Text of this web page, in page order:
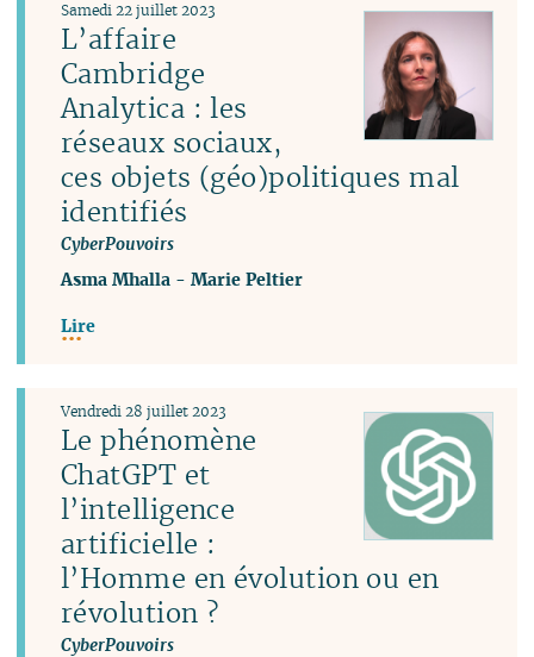
L’affaire
Cambridge
Analytica : les
réseaux sociaux,
ces objets (géo)politiques mal
identifiés
CyberPouvoirs
Samedi 22 juillet 2023
Asma Mhalla -Marie Peltier
Lire
Le phénomène
ChatGPT et
l’intelligence
artificielle :
l’Homme en évolution ou en
révolution ?
CyberPouvoirs
Vendredi 28 juillet 2023